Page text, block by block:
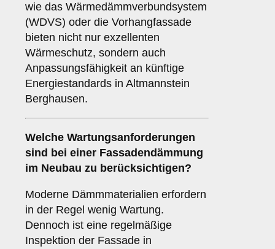
wie das Wärmedämmverbundsystem
(WDVS) oder die Vorhangfassade
bieten nicht nur exzellenten
Wärmeschutz, sondern auch
Anpassungsfähigkeit an künftige
Energiestandards in Altmannstein
Berghausen.
Welche Wartungsanforderungen
sind bei einer Fassadendämmung
im Neubau zu berücksichtigen?
Moderne Dämmmaterialien erfordern
in der Regel wenig Wartung.
Dennoch ist eine regelmäßige
Inspektion der Fassade in